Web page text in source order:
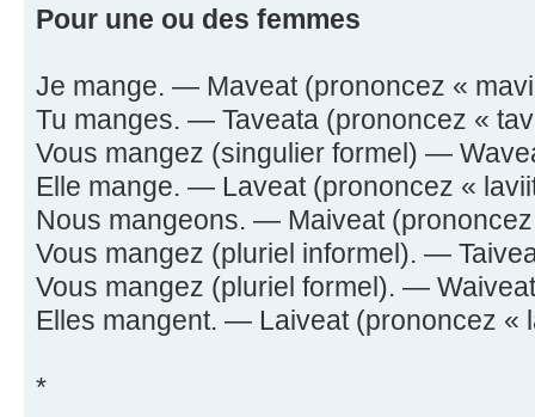
Pour une ou des femmes
Je mange. — Maveat (prononcez «
Tu manges. — Taveata (prononcez «
Vous mangez (singulier formel) —
Elle mange. — Laveat (prononcez «
Nous mangeons. — Maiveat (prononcez
Vous mangez (pluriel informel). —
Vous mangez (pluriel formel). —
Elles mangent. — Laiveat (prononcez «
*